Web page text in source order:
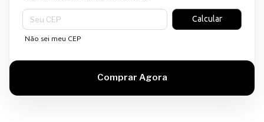
Entregas para o CEP:
Calcular
Não sei meu CEP